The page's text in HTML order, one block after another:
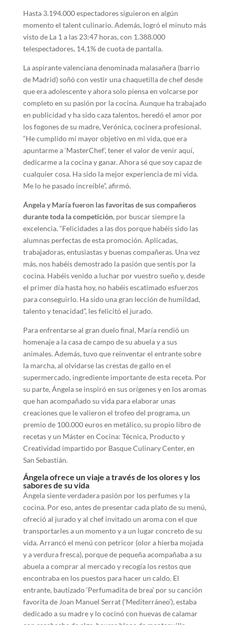
Hasta 3.194.000 espectadores siguieron en algún
momento el talent culinario. Además, logró el minuto más
visto de La 1 a las 23:47 horas, con 1.388.000
telespectadores, 14,1% de cuota de pantalla.
La aspirante valenciana denominada malasañera (barrio
de Madrid) soñó con vestir una chaquetilla de chef desde
que era adolescente y ahora solo piensa en volcarse por
completo en su pasión por la cocina. Aunque ha trabajado
en publicidad y ha sido caza talentos, heredó el amor por
los fogones de su madre, Verónica, cocinera profesional.
“He cumplido mi mayor objetivo en mi vida, que era
apuntarme a ‘MasterChef’, tener el valor de venir aquí,
dedicarme a la cocina y ganar. Ahora sé que soy capaz de
cualquier cosa. Ha sido la mejor experiencia de mi vida.
Me lo he pasado increíble”, afirmó.
Ángela y María fueron las favoritas de sus compañeros
durante toda la competición, por buscar siempre la
excelencia. “Felicidades a las dos porque habéis sido las
alumnas perfectas de esta promoción. Aplicadas,
trabajadoras, entusiastas y buenas compañeras. Una vez
más, nos habéis demostrado la pasión que sentís por la
cocina. Habéis venido a luchar por vuestro sueño y, desde
el primer día hasta hoy, no habéis escatimado esfuerzos
para conseguirlo. Ha sido una gran lección de humildad,
talento y tenacidad”, les felicitó el jurado.
Para enfrentarse al gran duelo final, María rendió un
homenaje a la casa de campo de su abuela y a sus
animales. Además, tuvo que reinventar el entrante sobre
la marcha, al olvidarse las crestas de gallo en el
supermercado, ingrediente importante de esta receta. Por
su parte, Ángela se inspiró en sus orígenes y en los aromas
que han acompañado su vida para elaborar unas
creaciones que le valieron el trofeo del programa, un
premio de 100.000 euros en metálico, su propio libro de
recetas y un Máster en Cocina: Técnica, Producto y
Creatividad impartido por Basque Culinary Center, en
San Sebastián.
Ángela ofrece un viaje a través de los olores y los
sabores de su vida
Ángela siente verdadera pasión por los perfumes y la
cocina. Por eso, antes de presentar cada plato de su menú,
ofreció al jurado y al chef invitado un aroma con el que
transportarles a un momento y a un lugar concreto de su
vida. Arrancó el menú con petricor (olor a hierba mojada
y a verdura fresca), porque de pequeña acompañaba a su
abuela a comprar al mercado y recogía los restos que
encontraba en los puestos para hacer un caldo. El
entrante, bautizado ‘Perfumadita de brea’ por su canción
favorita de Joan Manuel Serrat (‘Mediterráneo’), estaba
dedicado a su madre y lo cocinó con huevas de calamar